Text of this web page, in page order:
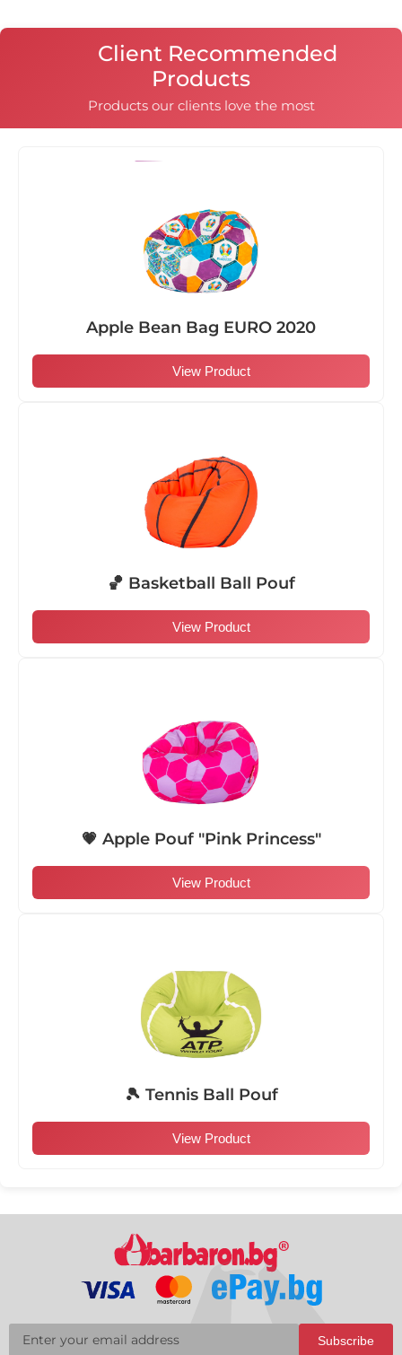
Client Recommended
Products
Products our clients love the most
Apple Bean Bag EURO 2020
View Product
🏀 Basketball Ball Pouf
View Product
💗 Apple Pouf "Pink Princess"
View Product
🎾 Tennis Ball Pouf
View Product
Subscribe